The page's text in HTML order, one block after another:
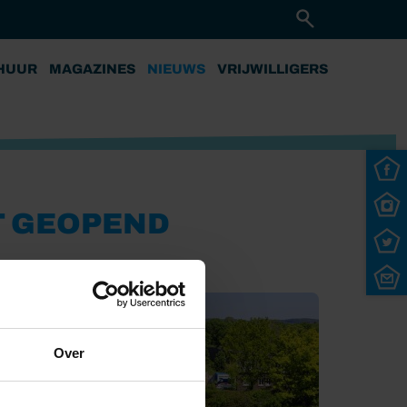
Over
MAGAZINES NIEUWS VRIJWILLIGERS